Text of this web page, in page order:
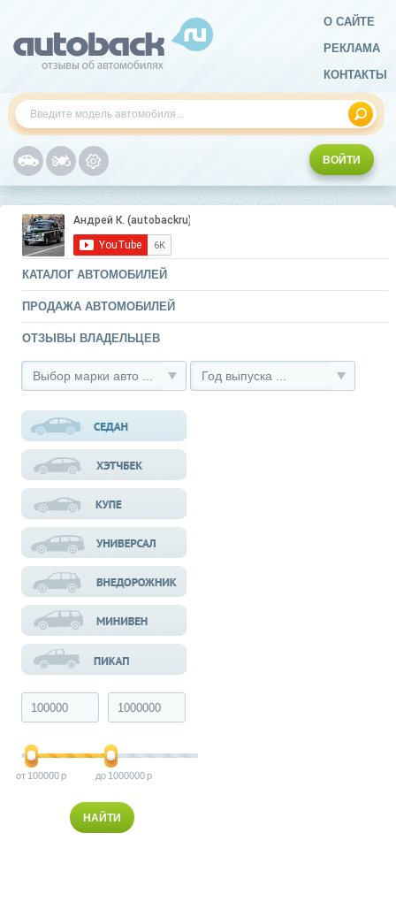
О САЙТЕ
РЕКЛАМА
КОНТАКТЫ
ВОЙТИ
КАТАЛОГ АВТОМОБИЛЕЙ
ПРОДАЖА АВТОМОБИЛЕЙ
ОТЗЫВЫ ВЛАДЕЛЬЦЕВ
Выбор марки авто ... Год выпуска ...
100000 1000000